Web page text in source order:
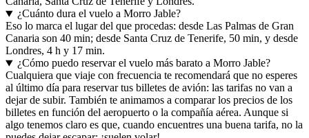
¿Cuánto dura el vuelo a Morro Jable?
Eso lo marca el lugar del que procedas: desde Las Palmas de Gran
Canaria son 40 min; desde Santa Cruz de Tenerife, 50 min, y desde
Londres, 4 h y 17 min.
¿Cómo puedo reservar el vuelo más barato a Morro Jable?
Cualquiera que viaje con frecuencia te recomendará que no esperes
al último día para reservar tus billetes de avión: las tarifas no van a
dejar de subir. También te animamos a comparar los precios de los
billetes en función del aeropuerto o la compañía aérea. Aunque si
algo tenemos claro es que, cuando encuentres una buena tarifa, no la